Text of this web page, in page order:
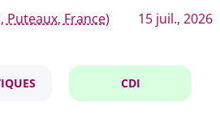
Puteaux, France) 15 juil., 2026
CDI